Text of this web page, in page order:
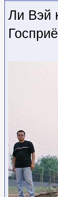
Ли Вэй